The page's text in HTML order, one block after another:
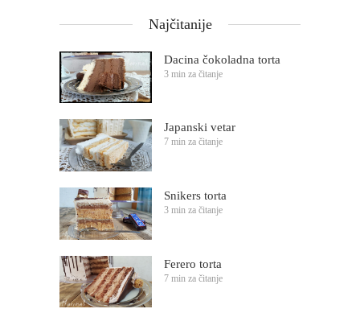
Najčitanije
Dacina čokoladna torta
3 min za čitanje
Japanski vetar
7 min za čitanje
Snikers torta
3 min za čitanje
Ferero torta
7 min za čitanje